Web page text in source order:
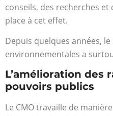
conseils, des recherches
place à cet effet.
Depuis quelques années,
environnementales a
L’amélioration des
pouvoirs publics
Le CMO travaille de